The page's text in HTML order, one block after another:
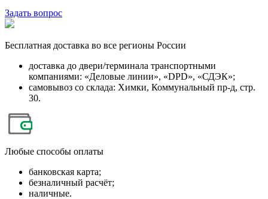
Задать вопрос
Бесплатная доставка во все регионы России
доставка до двери/терминала транспортными
компаниями: «Деловые линии», «DPD», «СДЭК»;
самовывоз со склада: Химки, Коммунальный пр-д, стр.
30.
Любые способы оплаты
банковская карта;
безналичный расчёт;
наличные.